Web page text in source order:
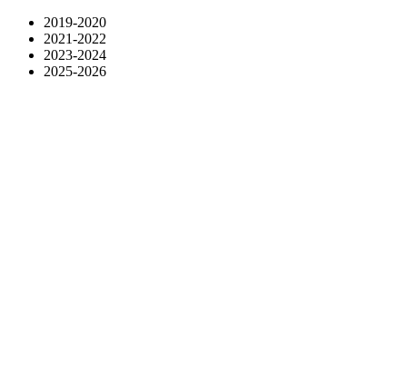
2019-2020
2021-2022
2023-2024
2025-2026